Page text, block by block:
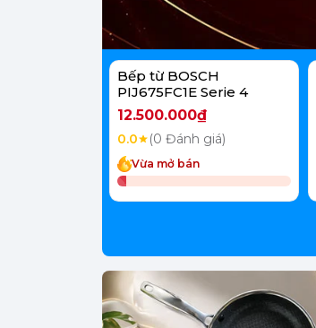
Bếp từ BOSCH
PIJ675FC1E Serie 4
12.500.000₫
0.0 (0 Đánh giá)
Vừa mở bán